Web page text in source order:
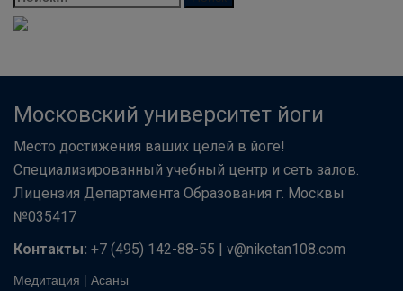
Московский университет йоги
Место достижения ваших целей в йоге!
Специализированный учебный центр и сеть залов.
Лицензия Департамента Образования г. Москвы
№035417
Контакты: +7 (495) 142-88-55 | v@niketan108.com
Медитация | Асаны